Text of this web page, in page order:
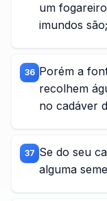
um
imundos
36 Porém a
recolhem
no cadáver
37 Se do seu
alguma